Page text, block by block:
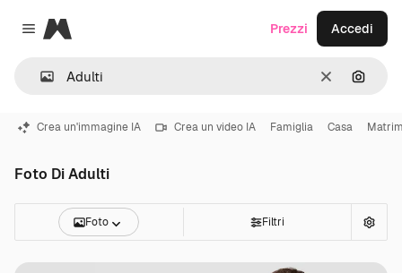
Close menu
Magnific
CancellaCerca
Prezzi Accedi
Crea un'immagine IA Crea un video IA Famiglia Casa
Foto Di Adulti
Foto Filtri